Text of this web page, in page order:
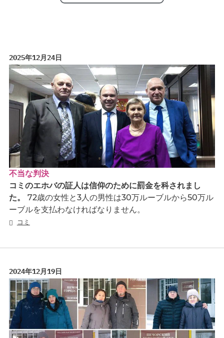
2025年12月24日
不当な判決
コミのエホバの証人は信仰のために罰金を科されまし
た。 72歳の女性と3人の男性は30万ルーブルから50万ル
ーブルを支払わなければなりません。
コミ
2024年12月19日